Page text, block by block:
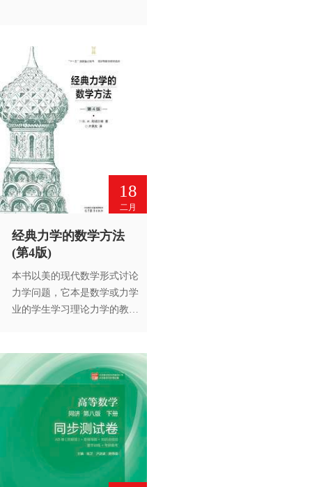
18
二月
经典力学的数学方法
(第4版)
本书以美的现代数学形式讨论
力学问题，它本是数学或力学
业的学生学习理论力学的教
的一个重要方面——辛几何。